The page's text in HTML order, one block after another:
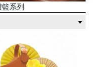
系列